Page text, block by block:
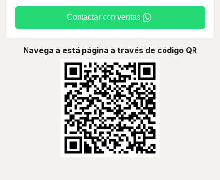
Contactar con ventas
Navega a está página a través de código QR